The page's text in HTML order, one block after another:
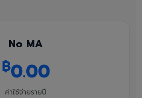
No MA
฿0.00
ค่าใช้จ่ายรายปี